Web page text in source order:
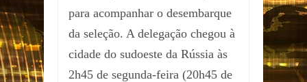
para acompanhar o desembarque
da seleção. A delegação chegou à
cidade do sudoeste da Rússia às
2h45 de segunda-feira (20h45 de